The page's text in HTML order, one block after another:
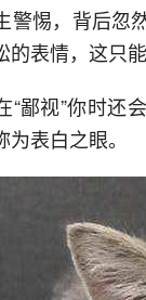
警惕，背后忽
的表情，这只
“鄙视”你时还
表白之眼。